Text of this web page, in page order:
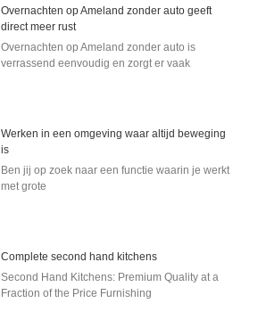
Overnachten op Ameland zonder auto geeft
direct meer rust
Overnachten op Ameland zonder auto is
verrassend eenvoudig en zorgt er vaak
Werken in een omgeving waar altijd beweging
is
Ben jij op zoek naar een functie waarin je werkt
met grote
Complete second hand kitchens
Second Hand Kitchens: Premium Quality at a
Fraction of the Price Furnishing